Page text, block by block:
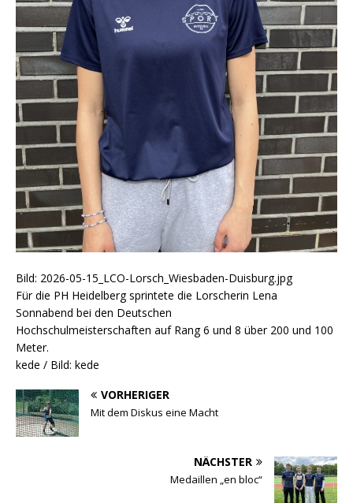
Bild: 2026-05-15_LCO-Lorsch_Wiesbaden-Duisburg.jpg
Für die PH Heidelberg sprintete die Lorscherin Lena
Sonnabend bei den Deutschen
Hochschulmeisterschaften auf Rang 6 und 8 über 200 und 100
Meter.
kede / Bild: kede
VORHERIGER
Mit dem Diskus eine Macht
NÄCHSTER
Medaillen „en bloc“